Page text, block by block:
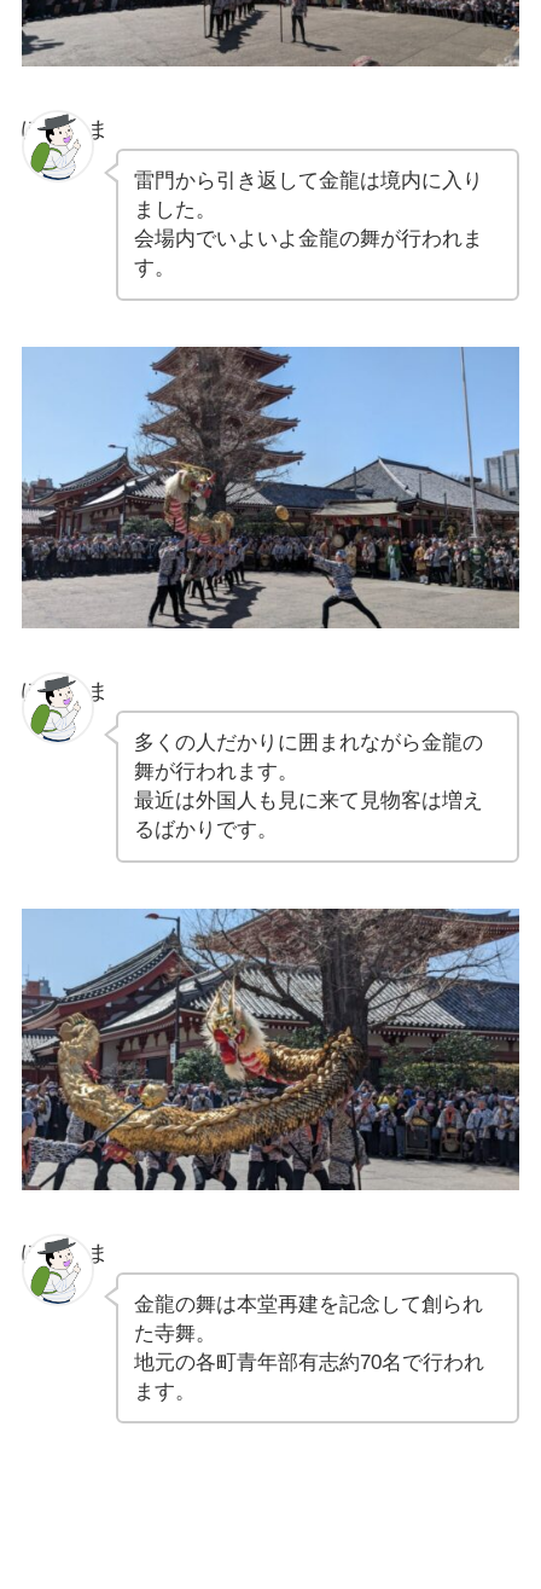
ぽちゃま
雷門から引き返して金龍は境内に入り
ました。
会場内でいよいよ金龍の舞が行われま
す。
ぽちゃま
多くの人だかりに囲まれながら金龍の
舞が行われます。
最近は外国人も見に来て見物客は増え
るばかりです。
ぽちゃま
金龍の舞は本堂再建を記念して創られ
た寺舞。
地元の各町青年部有志約70名で行われ
ます。